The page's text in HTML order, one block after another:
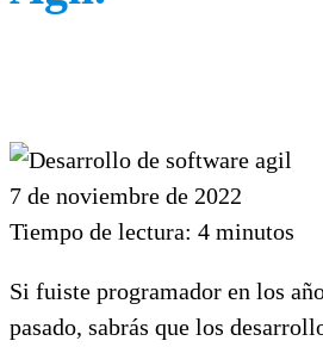
7 de noviembre de 2022
Tiempo de lectura: 4 minutos
Si fuiste programador en los
pasado, sabrás que los